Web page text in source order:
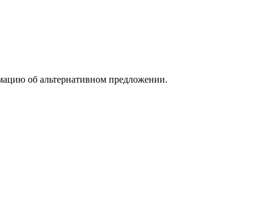
об альтернативном предложении.